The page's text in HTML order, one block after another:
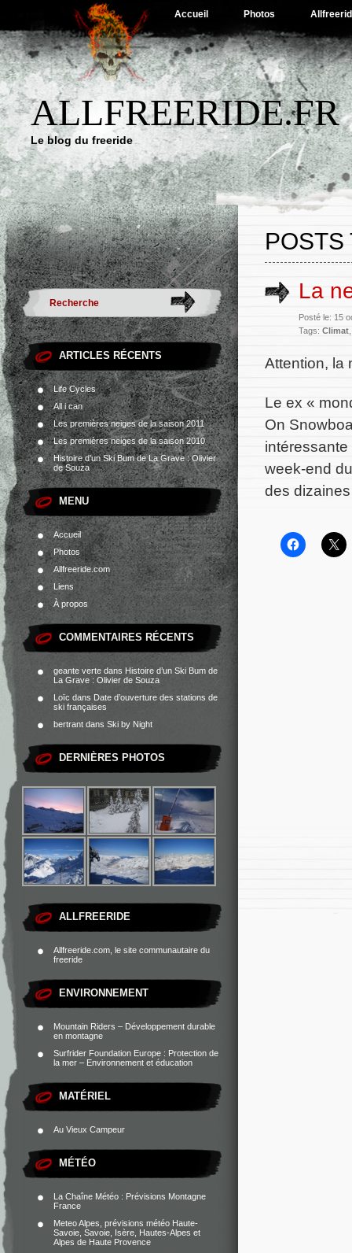
Accueil Photos
ALLFREERIDE.FR
Le blog du freeride
ARTICLES RÉCENTS
Life Cycles
All i can
Les premières neiges de la saison 2011
Les premières neiges de la saison 2010
Histoire d’un Ski Bum de La Grave : Olivier
de Souza
MENU
Accueil
Photos
Allfreeride.com
Liens
À propos
COMMENTAIRES RÉCENTS
geante verte dans Histoire d’un Ski Bum de
La Grave : Olivier de Souza
Loïc dans Date d’ouverture des stations de
ski françaises
bertrant dans Ski by Night
DERNIÈRES PHOTOS
ALLFREERIDE
Allfreeride.com, le site communautaire du
freeride
ENVIRONNEMENT
Mountain Riders – Développement durable
en montagne
Surfrider Foundation Europe : Protection de
la mer – Environnement et éducation
MATÉRIEL
Au Vieux Campeur
MÉTÉO
La Chaîne Météo : Prévisions Montagne
France
Meteo Alpes, prévisions météo Haute-
Savoie, Savoie, Isère, Hautes-Alpes et
Alpes de Haute Provence
POSTS
La
Posté le: 15
Tags: Climat
Attention, la
Le ex «
On
week-end
des